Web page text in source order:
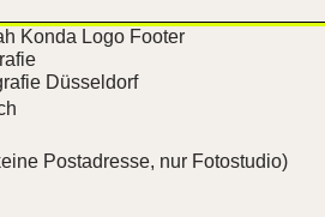
Düsseldorf
Postadresse, nur Fotostudio)